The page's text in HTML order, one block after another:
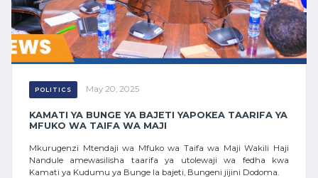
POLITICS May 20, 2025
KAMATI YA BUNGE YA BAJETI YAPOKEA TAARIFA YA
MFUKO WA TAIFA WA MAJI
Mkurugenzi Mtendaji wa Mfuko wa Taifa wa Maji Wakili Haji
Nandule amewasilisha taarifa ya utolewaji wa fedha kwa
Kamati ya Kudumu ya Bunge la bajeti, Bungeni jijini Dodoma.